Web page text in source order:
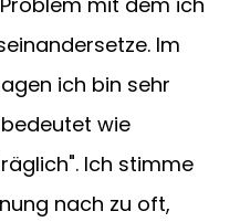
Im
ich bin sehr
wie
Ich stimme
nach zu oft,